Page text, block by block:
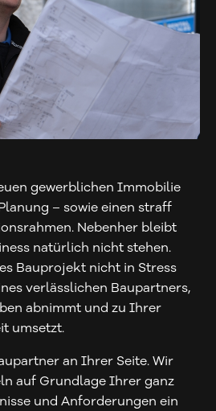
gewerblichen Immobilie
– sowie einen straff
Nebenher bleibt
natürlich nicht stehen.
Bauprojekt nicht in Stress
verlässlichen Baupartners,
abnimmt und zu Ihrer
umsetzt.
an Ihrer Seite. Wir
auf Grundlage Ihrer ganz
und Anforderungen ein